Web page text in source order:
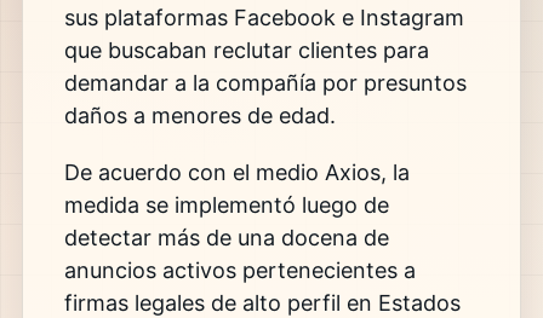
sus plataformas Facebooke Instagram
que buscaban reclutar clientes para
demandar a la compañía por presuntos
daños a menores de edad.
De acuerdo con el medio Axios, la
medida se implementó luego de
detectar más de una docena de
anuncios activos pertenecientes a
firmas legales de alto perfil en Estados